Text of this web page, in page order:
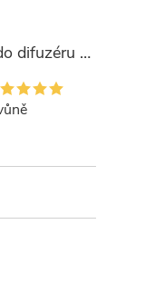
Millefiori Natural Náplň do difuzéru 250ml/Legni e Fiori ďArancio